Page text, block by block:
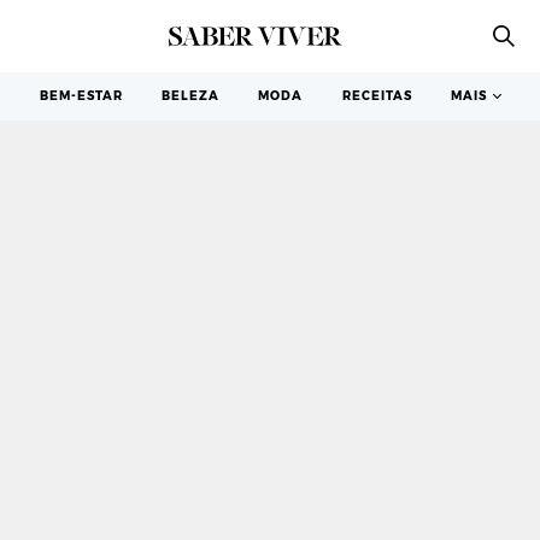
BEM-ESTAR BELEZA MODA RECEITAS MAIS
SAIAS